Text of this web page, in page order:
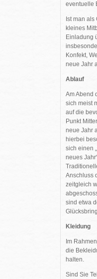
eventuelle
Ist man
kleines
Einladung
Konfekt,
neue Jahr
Ablauf
Am Abend
sich meist
auf die
Punkt
neue Jahr
hierbei
sich einen
neues
Anschluss
zeitgleich
sind etwa
Kleidung
Im
die
halten.
Sind Sie